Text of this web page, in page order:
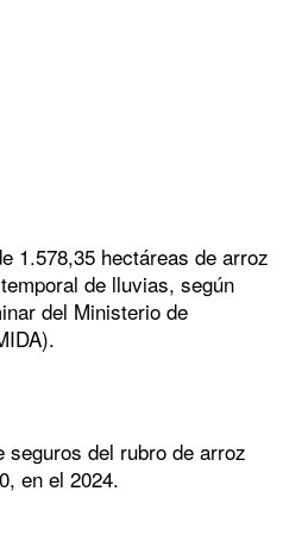
1.578,35 hectáreas de arroz
de lluvias, según
del Ministerio de
del rubro de arroz
en el 2024.